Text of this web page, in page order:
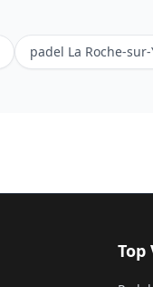
padel La Roche-sur-
Top